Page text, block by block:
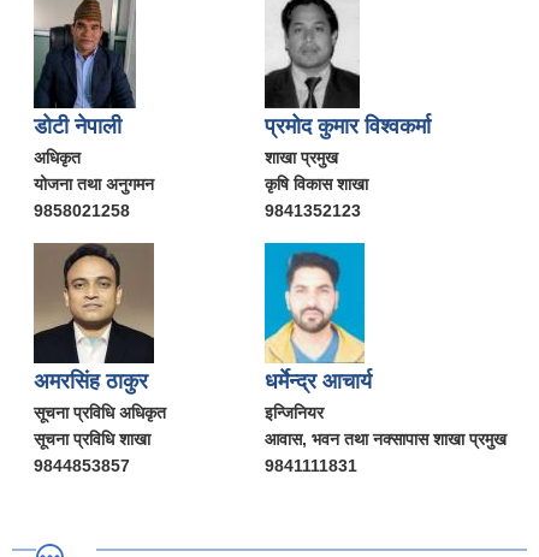
डोटी नेपाली
अधिकृत
योजना तथा अनुगमन
9858021258
प्रमोद कुमार विश्वकर्मा
शाखा प्रमुख
कृषि विकास शाखा
9841352123
अमरसिंह ठाकुर
सूचना प्रविधि अधिकृत
सूचना प्रविधि शाखा
9844853857
धर्मेन्द्र आचार्य
इन्जिनियर
आवास, भवन तथा नक्सापास शाखा प्रमुख
9841111831